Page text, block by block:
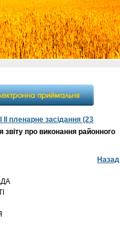
II пленарне засідання (23
про виконання районного
Назад